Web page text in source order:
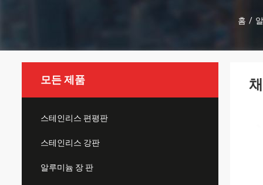
홈 /
모든 제품
스테인리스 편평판
스테인리스 강판
알루미늄 장 판